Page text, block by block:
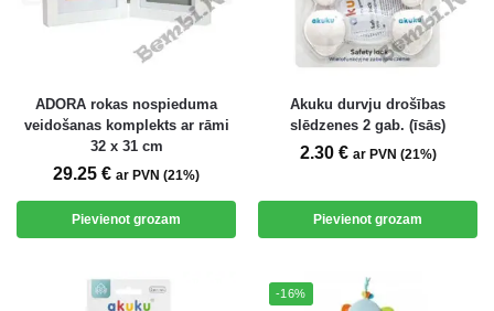
ADORA rokas nospieduma
veidošanas komplekts ar rāmi
32 x 31 cm
29.25 € ar PVN (21%)
Pievienot grozam
Akuku durvju drošības
slēdzenes 2 gab. (īsās)
2.30 € ar PVN (21%)
Pievienot grozam
-16%